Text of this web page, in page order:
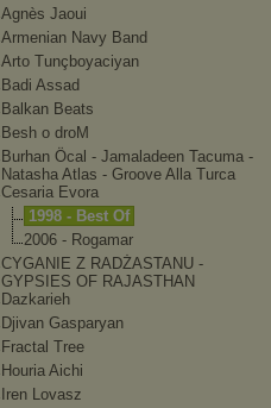
Agnès Jaoui
Armenian Navy Band
Arto Tunçboyaciyan
Badi Assad
Balkan Beats
Besh o droM
Burhan Öcal - Jamaladeen Tacuma -
Natasha Atlas - Groove Alla Turca
Cesaria Evora
1998 - Best Of
2006 - Rogamar
CYGANIE Z RADŻASTANU -
GYPSIES OF RAJASTHAN
Dazkarieh
Djivan Gasparyan
Fractal Tree
Houria Aichi
Iren Lovasz